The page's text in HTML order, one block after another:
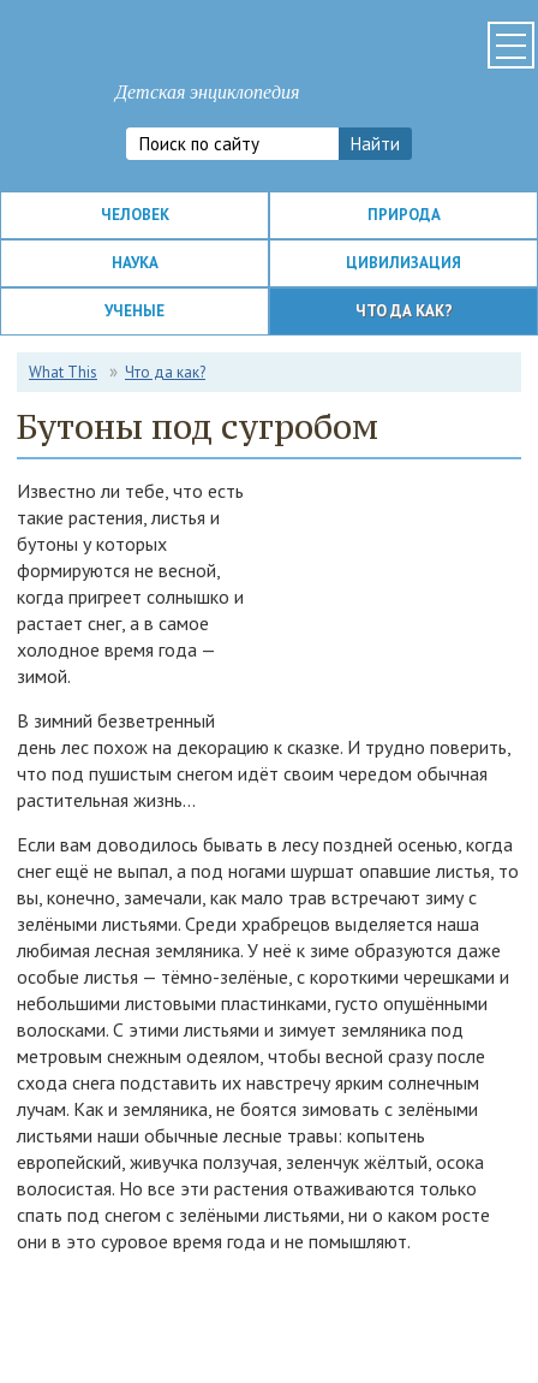
Детская энциклопедия
ЧЕЛОВЕК ПРИРОДА
НАУКА ЦИВИЛИЗАЦИЯ
УЧЕНЫЕ ЧТО ДА КАК?
What This Что да как?
Бутоны под сугробом
Известно ли тебе, что есть
такие растения, листья и
бутоны у которых
формируются не весной,
когда пригреет солнышко и
растает снег, а в самое
холодное время года —
зимой.
В зимний безветренный
день лес похож на декорацию к сказке. И трудно поверить,
что под пушистым снегом идёт своим чередом обычная
растительная жизнь...
Если вам доводилось бывать в лесу поздней осенью, когда
снег ещё не выпал, а под ногами шуршат опавшие листья, то
вы, конечно, замечали, как мало трав встречают зиму с
зелёными листьями. Среди храбрецов выделяется наша
любимая лесная земляника. У неё к зиме образуются даже
особые листья — тёмно-зелёные, с короткими черешками и
небольшими листовыми пластинками, густо опушёнными
волосками. С этими листьями и зимует земляника под
метровым снежным одеялом, чтобы весной сразу после
схода снега подставить их навстречу ярким солнечным
лучам. Как и земляника, не боятся зимовать с зелёными
листьями наши обычные лесные травы: копытень
европейский, живучка ползучая, зеленчук жёлтый, осока
волосистая. Но все эти растения отваживаются только
спать под снегом с зелёными листьями, ни о каком росте
они в это суровое время года и не помышляют.